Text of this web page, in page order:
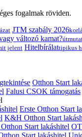
fogalmak röviden.
JTM szabály 2026
változó kamat?
jelent Hitelbírálattipikus
Otthon Start
Falusi CSOK támogatás
Erste Otthon Start
K&H Otthon Start
Start lakáshitel